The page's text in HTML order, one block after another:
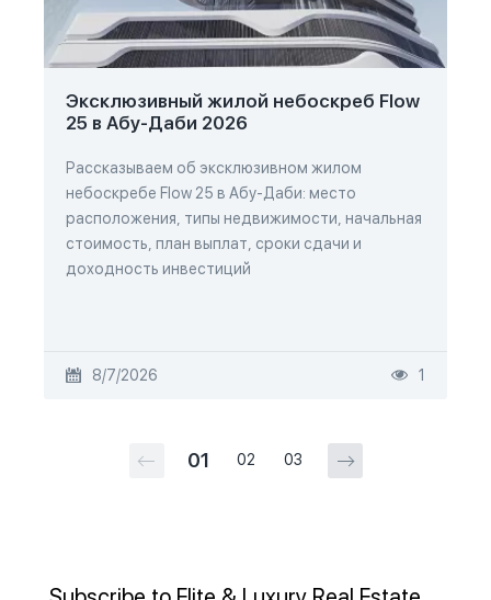
Эксклюзивный жилой небоскреб Flow
25 в Абу-Даби 2026
Рассказываем об эксклюзивном жилом
небоскребе Flow 25 в Абу-Даби: место
расположения, типы недвижимости, начальная
стоимость, план выплат, сроки сдачи и
доходность инвестиций
8/7/2026 1
01 02 03